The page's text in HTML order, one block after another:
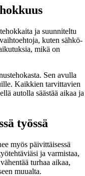
ja suunniteltu
kuten sähkö-
mikä on
Sen avulla
Kaikkien tarvittavien
autolla säästää aikaa ja
työssä
myös päivittäisessä
ja varmistaa,
turhaa aikaa,
muualta.